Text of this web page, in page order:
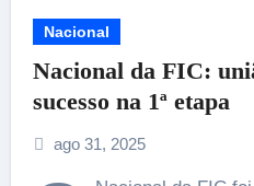
Nacional
Nacional da FIC:
sucesso na 1ª etapa
ago 31, 2025